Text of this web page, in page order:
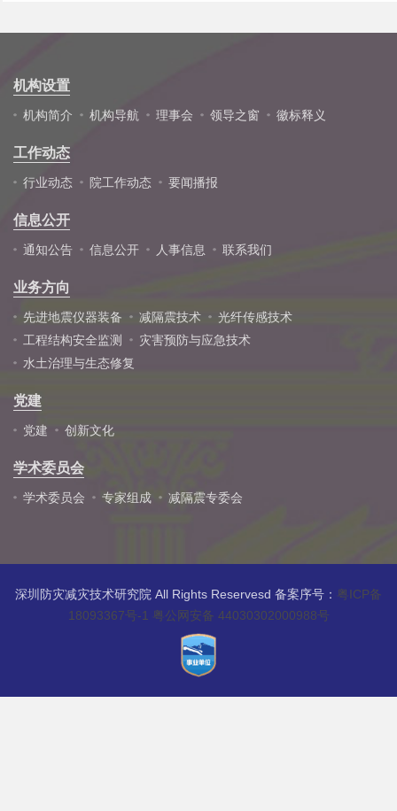
机构设置
机构简介 机构导航 理事会 领导之窗 徽标释义
工作动态
行业动态 院工作动态 要闻播报
信息公开
通知公告 信息公开 人事信息 联系我们
业务方向
先进地震仪器装备 减隔震技术
光纤传感技术
工程结构安全监测
灾害预防与应急技术
水土治理与生态修复
党建
党建 创新文化
学术委员会
学术委员会 专家组成 减隔震专委会
深圳防灾减灾技术研究院 All Rights Reservesd 备案序号： 粤ICP备
18093367号-1 粤公网安备 44030302000988号